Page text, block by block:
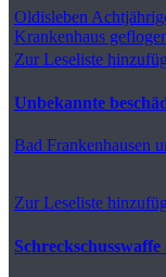
Oldisleben
Krankenhaus
Zur Leseliste
Unbekannte
Bad Frankenhausen
Zur Leseliste